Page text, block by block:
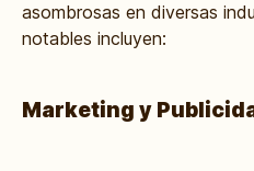
asombrosas en diversas
notables incluyen:
Marketing y